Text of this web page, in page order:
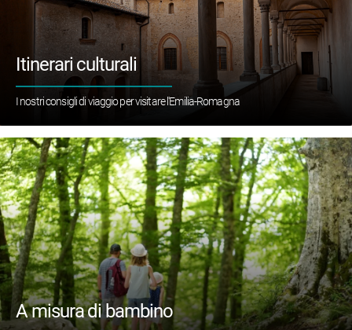
Itinerari culturali
I nostri consigli di viaggio per visitare l'Emilia-Romagna
A misura di bambino